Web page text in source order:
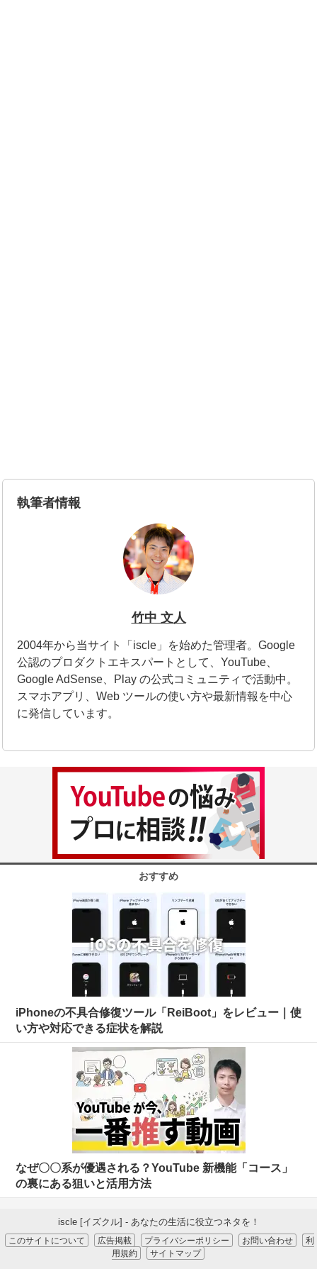
執筆者情報
竹中 文人
2004年から当サイト「iscle」を始めた管理者。Google
公認のプロダクトエキスパートとして、YouTube、
Google AdSense、Play の公式コミュニティで活動中。
スマホアプリ、Web ツールの使い方や最新情報を中心
に発信しています。
おすすめ
iPhoneの不具合修復ツール「ReiBoot」をレビュー｜使
い方や対応できる症状を解説
なぜ〇〇系が優遇される？YouTube 新機能「コース」
の裏にある狙いと活用方法
iscle [イズクル] - あなたの生活に役立つネタを！
このサイトについて 広告掲載 プライバシーポリシー お問い合わせ
利
用規約
サイトマップ